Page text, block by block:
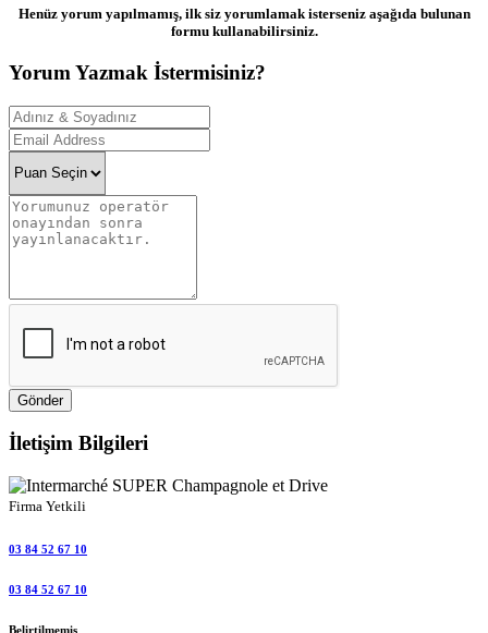
Henüz yorum yapılmamış, ilk siz yorumlamak isterseniz aşağıda bulunan
formu kullanabilirsiniz.
Yorum Yazmak İstermisiniz?
Gönder
İletişim Bilgileri
Firma Yetkili
03 84 52 67 10
03 84 52 67 10
Belirtilmemiş